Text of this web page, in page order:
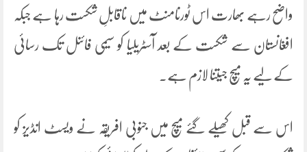
واضح رہے بھارت اس ٹورنامنٹ میں ناقابلِ شکست رہا ہے جبکہ
افغانستان سے شکست کے بعد آسٹریلیا کو سیمی فائنل تک رسائی
کے لیے یہ میچ جیتنا لازم ہے۔
اس سے قبل کھیلے گئے میچ میں جنوبی افریقہ نے ویسٹ انڈیز کو